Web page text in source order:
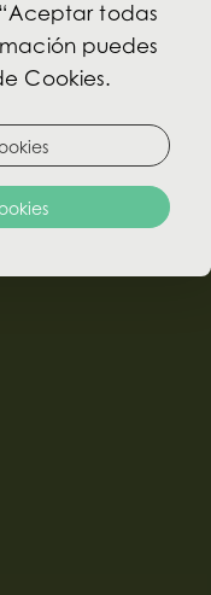
todas
puedes
Cookies.